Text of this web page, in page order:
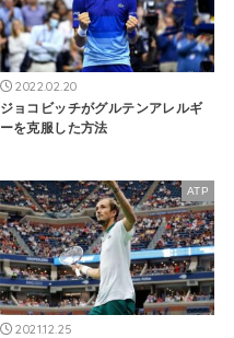
2022.02.20
ジョコビッチがグルテンアレルギ
ーを克服した方法
ATP
2021.12.25